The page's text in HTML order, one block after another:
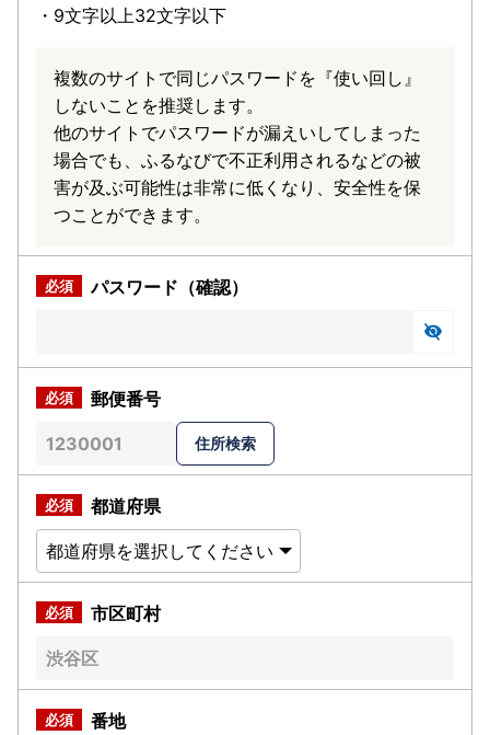
・9文字以上32文字以下
複数のサイトで同じパスワードを『使い回し』
しないことを推奨します。
他のサイトでパスワードが漏えいしてしまった
場合でも、ふるなびで不正利用されるなどの被
害が及ぶ可能性は非常に低くなり、安全性を保
つことができます。
パスワード（確認）
郵便番号
都道府県
市区町村
番地